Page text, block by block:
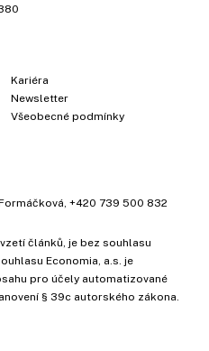
Kariéra
Newsletter
Všeobecné podmínky
+420 739 500 832
článků, je bez souhlasu
Economia, a.s. je
pro účely automatizované
§ 39c autorského zákona.